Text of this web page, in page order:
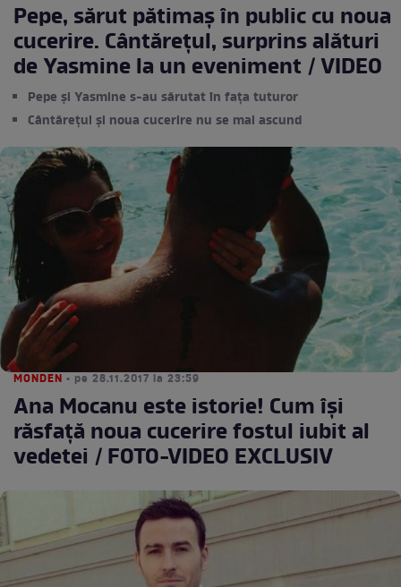
Pepe, sărut pătimaș în public cu noua
cucerire. Cântărețul, surprins alături
de Yasmine la un eveniment / VIDEO
Pepe și Yasmine s-au sărutat în fața tuturor
Cântărețul și noua cucerire nu se mai ascund
MONDEN • pe 28.11.2017 la 23:59
Ana Mocanu este istorie! Cum îşi
răsfaţă noua cucerire fostul iubit al
vedetei / FOTO-VIDEO EXCLUSIV